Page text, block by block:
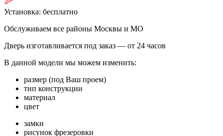
Установка: бесплатно
Обслуживаем все районы Москвы и МО
Дверь изготавливается под заказ — от 24 часов
В данной модели мы можем изменить:
размер (под Ваш проем)
тип конструкции
материал
цвет
замки
рисунок фрезеровки